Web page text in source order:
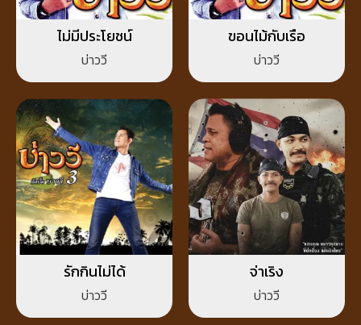
ไม่มีประโยชน์
บ่าววี
ขอนไม้กับเรือ
บ่าววี
รักกินไม่ได้
บ่าววี
จ่าเริง
บ่าววี